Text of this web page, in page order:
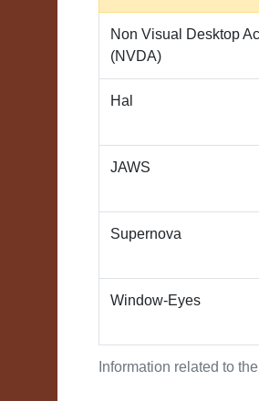
Information related to
Non Visual Desktop
(NVDA)
Hal
JAWS
Supernova
Window-Eyes